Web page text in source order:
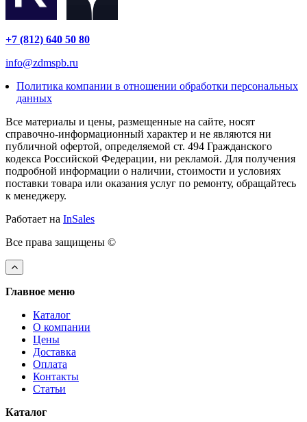
+7 (812) 640 50 80
info@zdmspb.ru
Политика компании в отношении обработки персональных
данных
Все материалы и цены, размещенные на сайте, носят
справочно-информационный характер и не являются ни
публичной офертой, определяемой ст. 494 Гражданского
кодекса Российской Федерации, ни рекламой. Для получения
подробной информации о наличии, стоимости и условиях
поставки товара или оказания услуг по ремонту, обращайтесь
к менеджеру.
Работает на InSales
Все права защищены ©
Главное меню
Каталог
О компании
Цены
Доставка
Оплата
Контакты
Статьи
Каталог